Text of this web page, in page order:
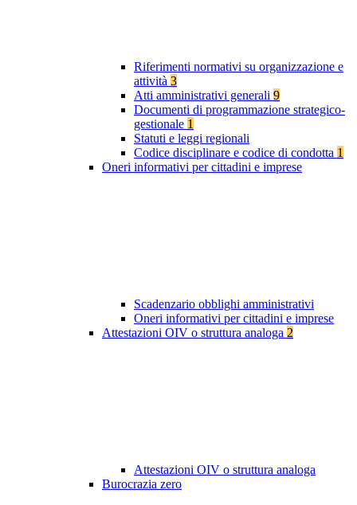
Riferimenti normativi su organizzazione e
attività 3
Atti amministrativi generali 9
Documenti di programmazione strategico-
gestionale 1
Statuti e leggi regionali
Codice disciplinare e codice di condotta 1
Oneri informativi per cittadini e imprese
Scadenzario obblighi amministrativi
Oneri informativi per cittadini e imprese
Attestazioni OIV o struttura analoga 2
Attestazioni OIV o struttura analoga
Burocrazia zero